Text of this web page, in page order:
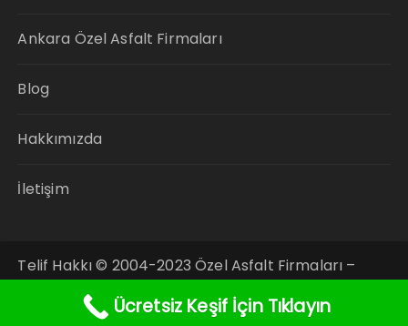
Ankara Özel Asfalt Firmaları
Blog
Hakkımızda
İletişim
Telif Hakkı © 2004-2023 Özel Asfalt Firmaları –
Fascinate Theme ByThemebeez
Ücretsiz Keşif İçin Tıklayın